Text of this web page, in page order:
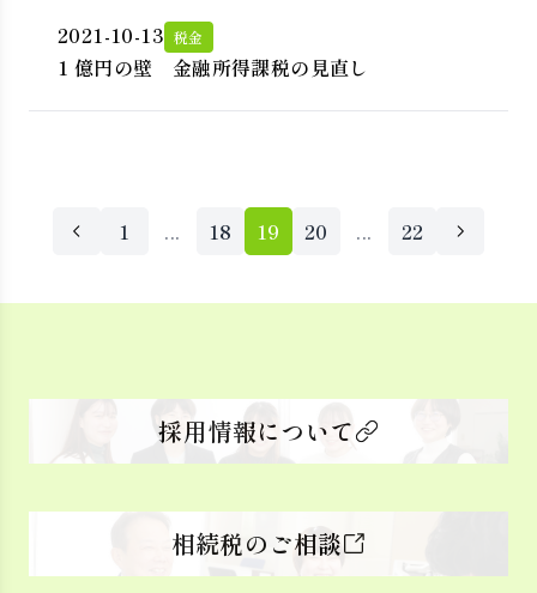
2021-10-13 税金
1 億円の壁 金融所得課税の見直し
1 ... 18 19 20 ... 22
採用情報について
相続税のご相談